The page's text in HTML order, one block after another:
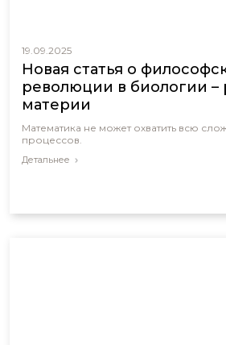
19.09.2025
Новая статья о
революции в биологии –
материи
Математика не может охватить всю
процессов.
Детальнее